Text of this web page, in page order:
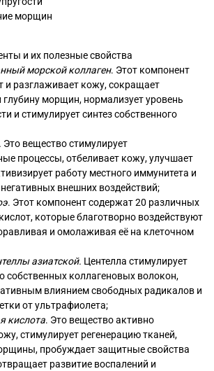
морщин
и их полезные свойства
морской коллаген. Этот компонент
и разглаживает кожу, сокращает
глубину морщин, нормализует уровень
и стимулирует синтез собственного
Это вещество стимулирует
процессы, отбеливает кожу, улучшает
работу местного иммунитета и
негативных внешних воздействий;
. Этот компонент содержат 20 различных
которые благотворно воздействуют
и омолаживая её на клеточном
азиатской. Центелла стимулирует
собственных коллагеновых волокон,
влиянием свободных радикалов и
от ультрафиолета;
кислота. Это вещество активно
стимулирует регенерацию тканей,
пробуждает защитные свойства
развитие воспалений и